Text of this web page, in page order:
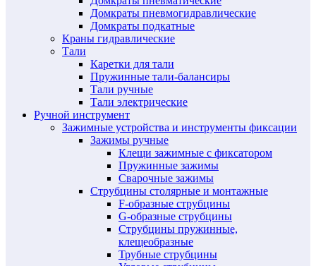
Домкраты пневмогидравлические
Домкраты подкатные
Краны гидравлические
Тали
Каретки для тали
Пружинные тали-балансиры
Тали ручные
Тали электрические
Ручной инструмент
Зажимные устройства и инструменты фиксации
Зажимы ручные
Клещи зажимные с фиксатором
Пружинные зажимы
Сварочные зажимы
Струбцины столярные и монтажные
F-образные струбцины
G-образные струбцины
Струбцины пружинные,
клещеобразные
Трубные струбцины